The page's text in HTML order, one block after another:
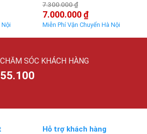
7.300.000₫
Giá
gốc
là:
7.000.000₫
Giá
tại
SÓC KHÁCH HÀNG
Hỗ trợ khách hàng